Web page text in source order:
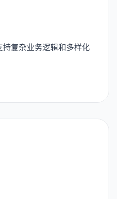
复杂业务逻辑和多样化